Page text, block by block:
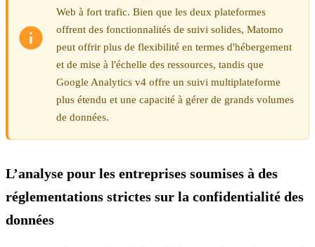
Web à fort trafic. Bien que les deux plateformes
offrent des fonctionnalités de suivi solides, Matomo
peut offrir plus de flexibilité en termes d'hébergement
et de mise à l'échelle des ressources, tandis que
Google Analytics v4 offre un suivi multiplateforme
plus étendu et une capacité à gérer de grands volumes
de données.
L’analyse pour les entreprises soumises à des
réglementations strictes sur la confidentialité des
données